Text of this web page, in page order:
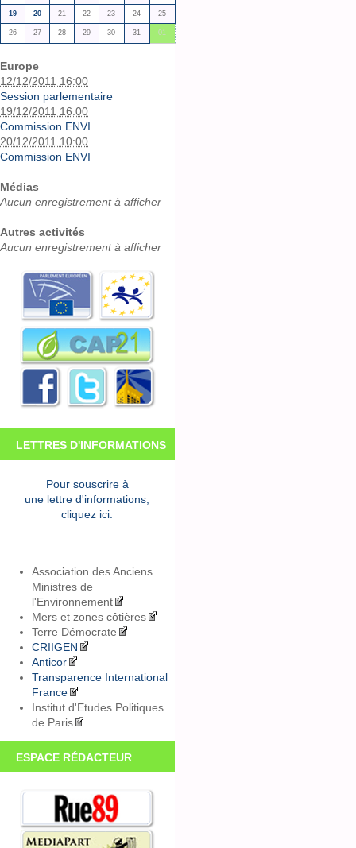
19 20 21 22 23 24 25
26 27 28 29 30 31 01
Europe
12/12/2011 16:00
Session parlementaire
19/12/2011 16:00
Commission ENVI
20/12/2011 10:00
Commission ENVI
Médias
Aucun enregistrement à afficher
Autres activités
Aucun enregistrement à afficher
LETTRES D'INFORMATIONS
Pour souscrire à
une lettre d'informations,
cliquez ici.
Association des Anciens
Ministres de
l'Environnement
Mers et zones côtières
Terre Démocrate
CRIIGEN
Anticor
Transparence International
France
Institut d'Etudes Politiques
de Paris
ESPACE RÉDACTEUR